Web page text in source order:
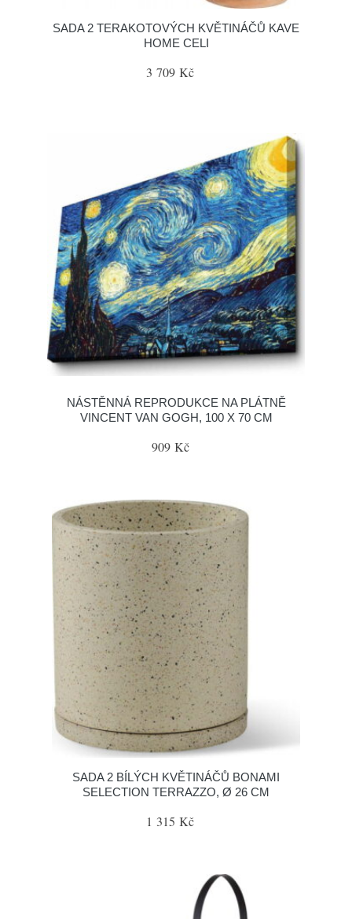
SADA 2 TERAKOTOVÝCH KVĚTINÁČŮ KAVE
HOME CELI
3 709 Kč
NÁSTĚNNÁ REPRODUKCE NA PLÁTNĚ
VINCENT VAN GOGH, 100 X 70 CM
909 Kč
SADA 2 BÍLÝCH KVĚTINÁČŮ BONAMI
SELECTION TERRAZZO, Ø 26 CM
1 315 Kč